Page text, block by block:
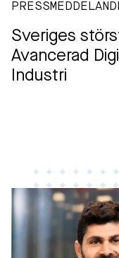
Sveriges
Avancerad
Industri